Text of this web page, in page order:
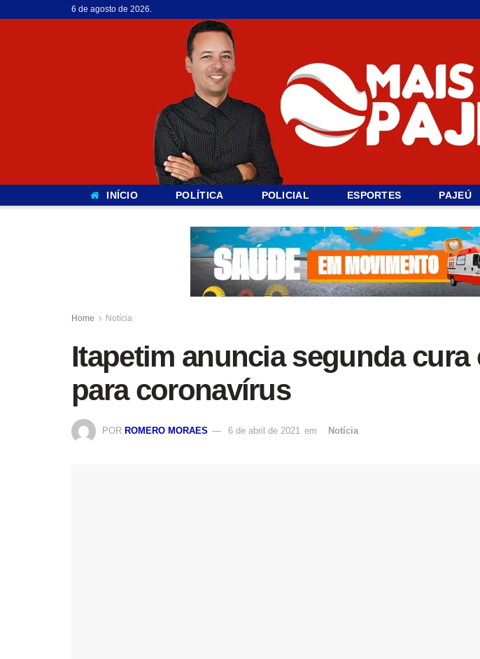
6 de agosto de 2026.
INÍCIO POLÍTICA POLICIAL ESPORTES PAJEÚ
Home Notícia
Itapetim anuncia segunda cura
para coronavírus
POR ROMERO MORAES 6 de abril de 2021 emﾠ Notícia